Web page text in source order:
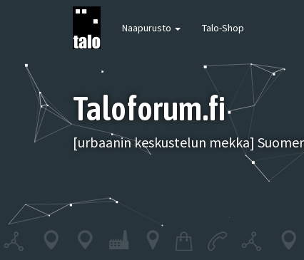
Naapurusto Talo-Shop
Taloforum.fi
[urbaanin keskustelun mekka]